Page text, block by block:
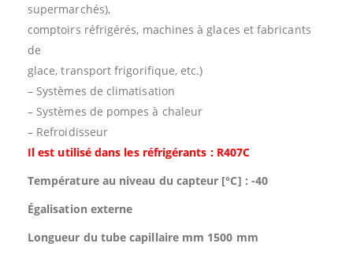
supermarchés),
comptoirs réfrigérés, machines à glaces et fabricants
de
glace, transport frigorifique, etc.)
– Systèmes de climatisation
– Systèmes de pompes à chaleur
– Refroidisseur
Il est utilisé dans les réfrigérants : R407C
Température au niveau du capteur [°C] : -40
Égalisation externe
Longueur du tube capillaire mm 1500 mm